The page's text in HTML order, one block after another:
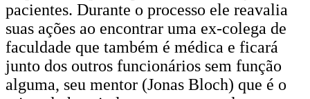
pacientes. Durante o processo ele reavalia
suas ações ao encontrar uma ex-colega de
faculdade que também é médica e ficará
junto dos outros funcionários sem função
alguma, seu mentor (Jonas Bloch) que é o